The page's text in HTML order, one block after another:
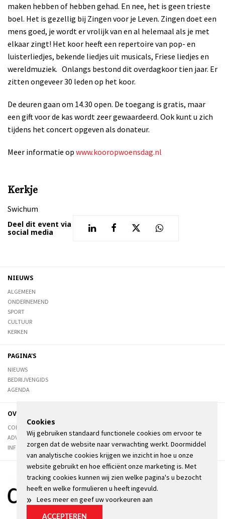
maken hebben of hebben gehad. En nee, het is geen trieste
boel. Het is gezellig bij Zingen voor je Leven. Zingen doet een
mens goed, je wordt er vrolijk van en al helemaal als je met
elkaar zingt! Het koor heeft een repertoire van pop- en
luisterliedjes, bekende liedjes uit musicals, Friese liedjes en
wereldmuziek. Onlangs bestond dit overdagkoor tien jaar. Er
zitten ongeveer 30 leden op het koor.
De deuren gaan om 14.30 open. De toegang is gratis, maar
een gift voor de kas wordt zeer gewaardeerd. Ook kunt u zich
tijdens het concert opgeven als donateur.
Meer informatie op www.kooropwoensdag.nl
Kerkje
Swichum
Deel dit event via
social media
NIEUWS
ALGEMEEN
ONDERNEMEND
SPORT
CULTUUR
KERKEN
PAGINA'S
NIEUWS
BEDRIJVENGIDS
AGENDA
OVER DE STIENSER
CONTACT
ADVERTEREN
INFORMATIE
Cookies
Wij gebruiken standaard functionele cookies om ervoor te
zorgen dat de website naar verwachting werkt. Doormiddel
van analytische cookies krijgen we inzicht in hoe u onze
website gebruikt en hoe efficiënt onze marketing is. Met
tracking cookies kunnen wij zien welke pagina's u bezocht
heeft en welke formulieren u heeft ingevuld.
» Lees meer en geef uw voorkeuren aan
ACCEPTEREN